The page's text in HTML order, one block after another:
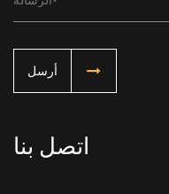
أرسل
اتصل بنا